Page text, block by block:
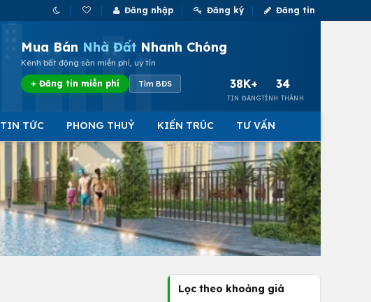
Đăng nhập Đăng ký Đăng tin
Mua Bán Nhà Đất Nhanh Chóng
Kênh bất động sản miễn phí, uy tín
+ Đăng tin miễn phí Tìm BĐS 38K+
TIN ĐĂNG
34
TỈNH THÀNH
TIN TỨC PHONG THUỶ KIẾN TRÚC TƯ VẤN
Lọc theo khoảng giá